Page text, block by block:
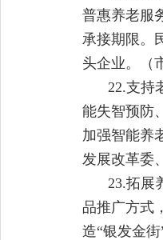
普惠养老服
承接期限。
头企业。（
22.支持
能失智预防
加强智能养
发展改革委
23.拓展
品推广方式
造“银发金